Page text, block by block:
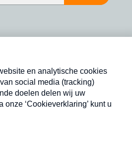
abonnement op onze